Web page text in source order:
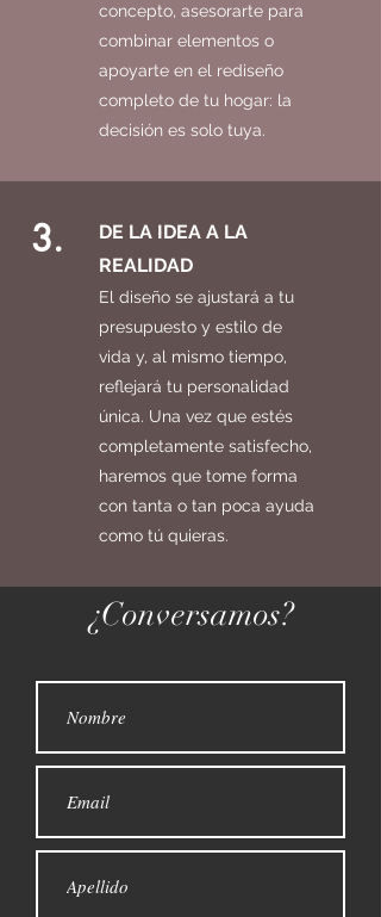
concepto, asesorarte para
combinar elementos o
apoyarte en el rediseño
completo de tu hogar: la
decisión es solo tuya.
3.
DE LA IDEA A LA
REALIDAD
El diseño se ajustará a tu
presupuesto y estilo de
vida y, al mismo tiempo,
reflejará tu personalidad
única. Una vez que estés
completamente satisfecho,
haremos que tome forma
con tanta o tan poca ayuda
como tú quieras.
¿Conversamos?